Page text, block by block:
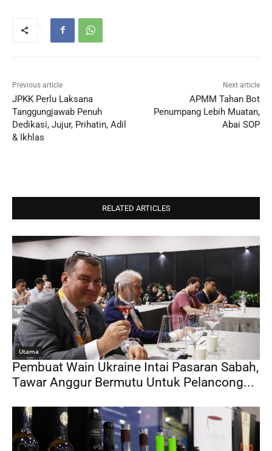
Previous article
JPKK Perlu Laksana
Tanggungjawab Penuh
Dedikasi, Jujur, Prihatin, Adil
& Ikhlas
Next article
APMM Tahan Bot
Penumpang Lebih Muatan,
Abai SOP
RELATED ARTICLES
Utama
Pembuat Wain Ukraine Intai Pasaran Sabah,
Tawar Anggur Bermutu Untuk Pelancong...